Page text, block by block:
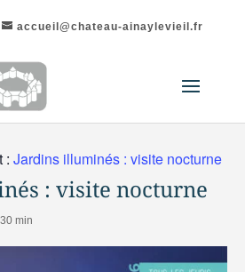
accueil@chateau-ainaylevieil.fr
: Jardins illuminés : visite nocturne
: visite nocturne
min